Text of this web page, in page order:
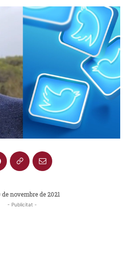
novembre de 2021
- Publicitat -